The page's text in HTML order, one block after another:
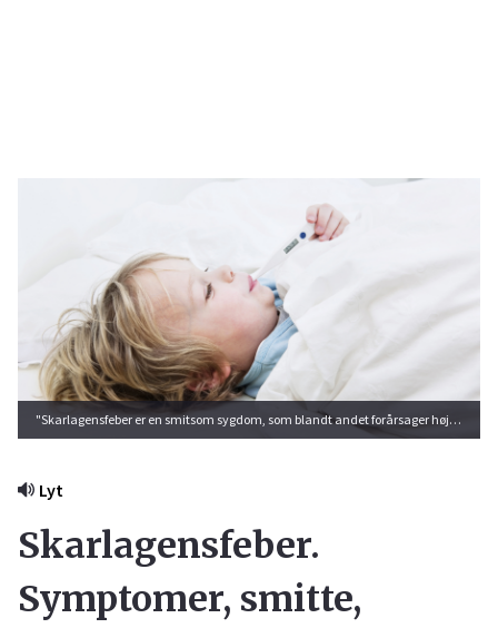
"Skarlagensfeber er en smitsom sygdom, som blandt andet forårsager høj feber."
Lyt
Skarlagensfeber.
Symptomer, smitte,